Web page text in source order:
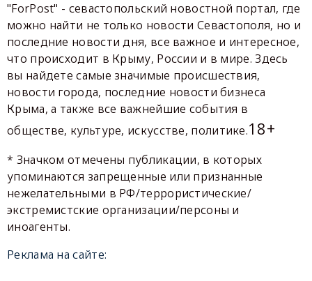
"ForPost" - севастопольский новостной портал, где
можно найти не только новости Севастополя, но и
последние новости дня, все важное и интересное,
что происходит в Крыму, России и в мире. Здесь
вы найдете самые значимые происшествия,
новости города, последние новости бизнеса
Крыма, а также все важнейшие события в
обществе, культуре, искусстве, политике.18+
* Значком отмечены публикации, в которых
упоминаются запрещенные или признанные
нежелательными в РФ/террористические/
экстремистские организации/персоны и
иноагенты.
Реклама на сайте: